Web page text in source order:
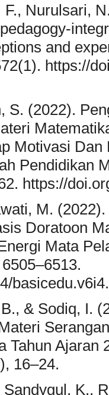
Nurulsari,
and
https://
S. (2022).
Motivasi
Pendidikan
https://
M.
Doratoon
Mata
& Sodiq, I.
Tahun Ajaran
16–24.
K.,